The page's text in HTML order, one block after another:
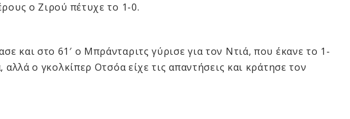
ο Ζιρού πέτυχε το 1-0.
και στο 61′ ο Μπράνταριτς γύρισε για τον Ντιά, που έκανε το 1-
ο γκολκίπερ Οτσόα είχε τις απαντήσεις και κράτησε τον